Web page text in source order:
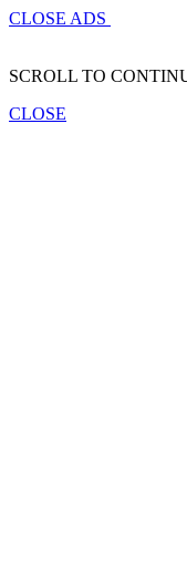
CLOSE ADS
SCROLL TO
CLOSE